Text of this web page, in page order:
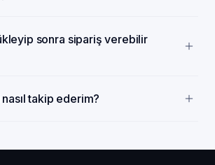
sonra sipariş verebilir
takip ederim?